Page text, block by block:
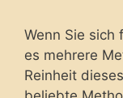
Wenn Sie sich
es mehrere
Reinheit